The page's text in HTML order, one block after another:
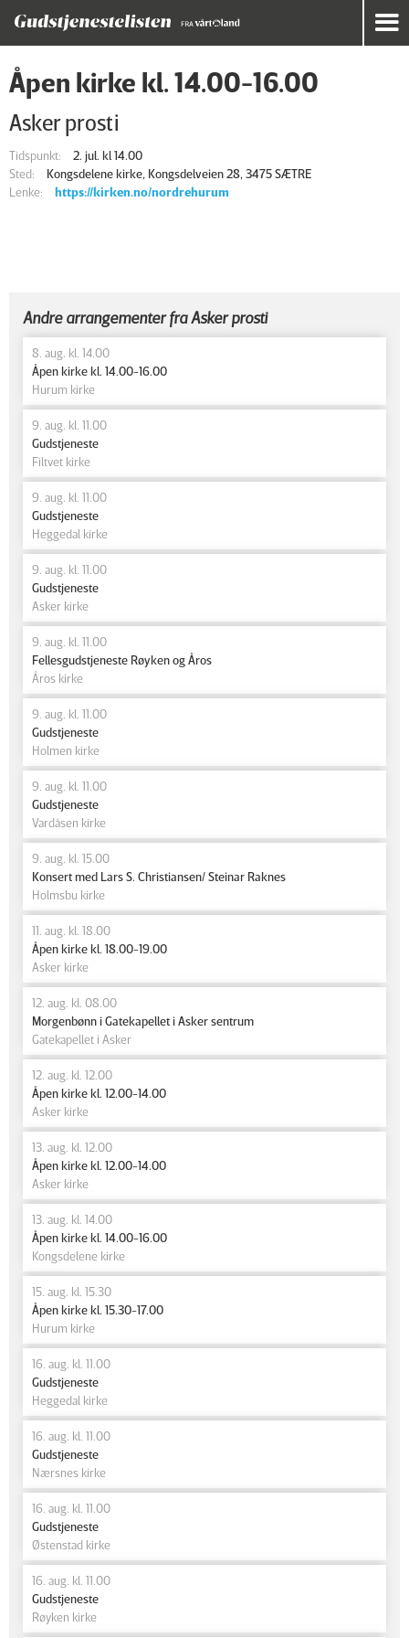
Åpen kirke kl. 14.00-16.00
Asker prosti
Tidspunkt:
2. jul. kl 14.00
Sted:
Kongsdelene kirke, Kongsdelveien 28, 3475 SÆTRE
Lenke:
https://kirken.no/nordrehurum
Andre arrangementer fra Asker prosti
8. aug. kl. 14.00
Åpen kirke kl. 14.00-16.00
Hurum kirke
9. aug. kl. 11.00
Gudstjeneste
Filtvet kirke
9. aug. kl. 11.00
Gudstjeneste
Heggedal kirke
9. aug. kl. 11.00
Gudstjeneste
Asker kirke
9. aug. kl. 11.00
Fellesgudstjeneste Røyken og Åros
Åros kirke
9. aug. kl. 11.00
Gudstjeneste
Holmen kirke
9. aug. kl. 11.00
Gudstjeneste
Vardåsen kirke
9. aug. kl. 15.00
Konsert med Lars S. Christiansen/ Steinar Raknes
Holmsbu kirke
11. aug. kl. 18.00
Åpen kirke kl. 18.00-19.00
Asker kirke
12. aug. kl. 08.00
Morgenbønn i Gatekapellet i Asker sentrum
Gatekapellet i Asker
12. aug. kl. 12.00
Åpen kirke kl. 12.00-14.00
Asker kirke
13. aug. kl. 12.00
Åpen kirke kl. 12.00-14.00
Asker kirke
13. aug. kl. 14.00
Åpen kirke kl. 14.00-16.00
Kongsdelene kirke
15. aug. kl. 15.30
Åpen kirke kl. 15.30-17.00
Hurum kirke
16. aug. kl. 11.00
Gudstjeneste
Heggedal kirke
16. aug. kl. 11.00
Gudstjeneste
Nærsnes kirke
16. aug. kl. 11.00
Gudstjeneste
Østenstad kirke
16. aug. kl. 11.00
Gudstjeneste
Røyken kirke